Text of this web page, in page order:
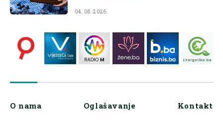
04. 08. 2026.
O nama Oglašavanje Kontakt